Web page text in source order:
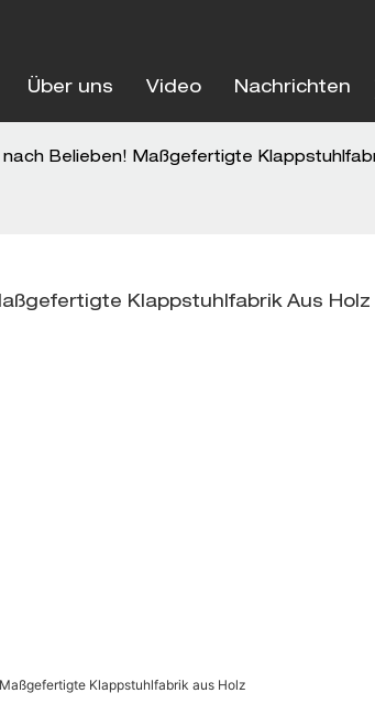
Über uns Video Nachrichten
Belieben! Maßgefertigte
Klappstuhlfabrik Aus Holz